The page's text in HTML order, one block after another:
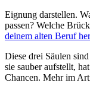
Eignung darstellen.
passen? Welche
deinem alten Beruf
Diese drei Säulen
sie sauber aufstellt,
Chancen. Mehr im